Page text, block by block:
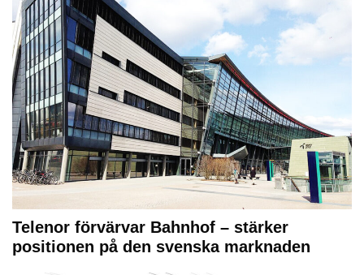
Telenor förvärvar Bahnhof – stärker
positionen på den svenska marknaden